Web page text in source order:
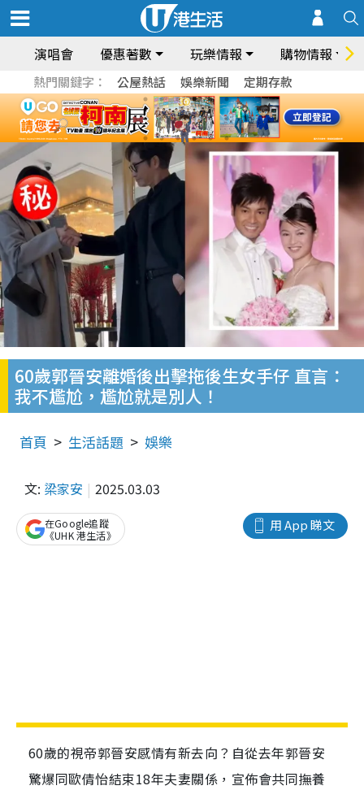
演唱會 優惠著數 玩樂情報 購物情報
熱門關鍵字： 公屋熱話 娛樂新聞 定期存款
60歲郭晉安離婚後出擊拖後生女手仔 直言：
我不尷尬，尷尬就是別人！
首頁 生活話題 娛樂
文: 梁家安 2025.03.03
用 App 睇文
在Google追蹤
《UHK 港生活》
60歲的視帝郭晉安感情有新去向？自從去年郭晉安
驚爆同歐倩怡結束18年夫妻關係，宣佈會共同撫養